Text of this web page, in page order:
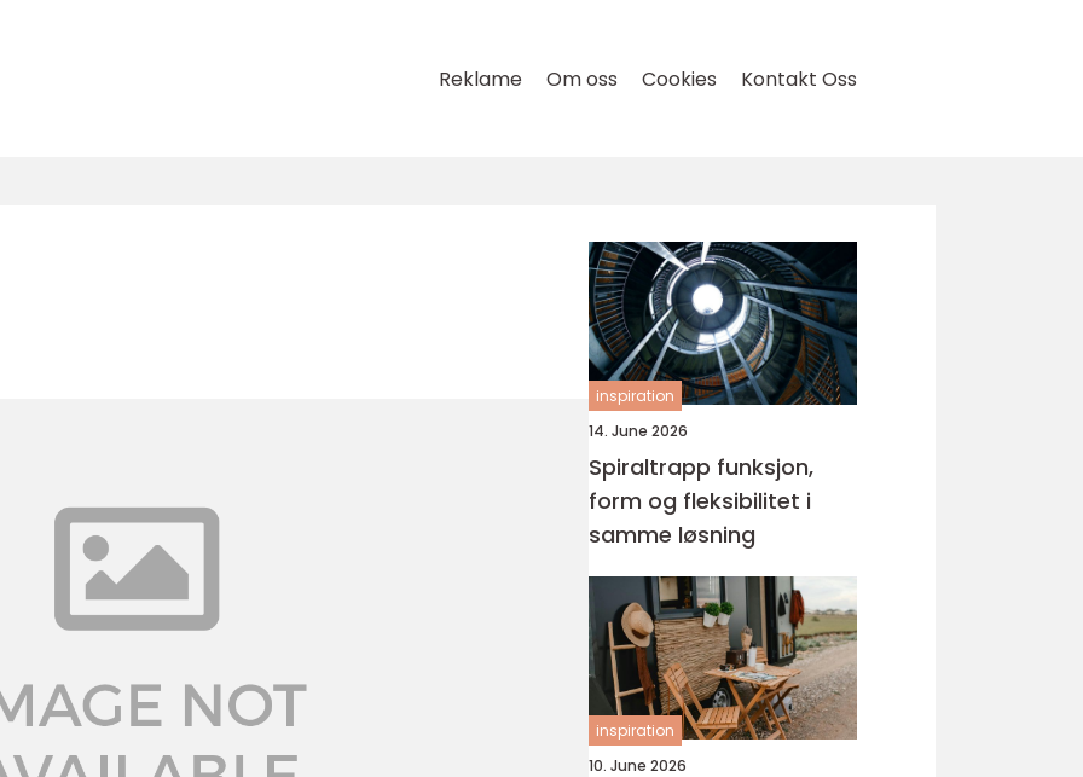
Reklame Om oss Cookies Kontakt Oss
inspiration
14. June 2026
Spiraltrapp funksjon,
form og fleksibilitet i
samme løsning
inspiration
10. June 2026